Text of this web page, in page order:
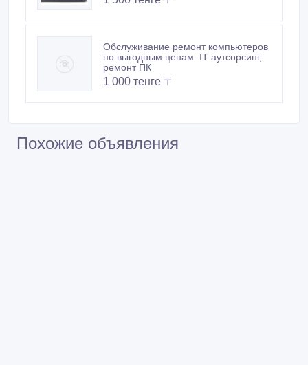
Обслуживание ремонт компьютеров
по выгодным ценам. IT аутсорсинг,
ремонт ПК
1 000 тенге 〒
Похожие объявления